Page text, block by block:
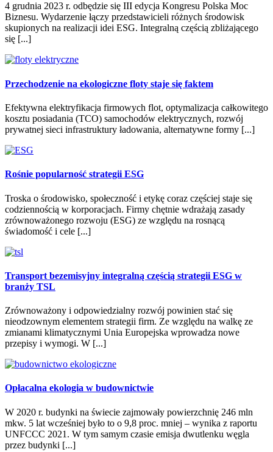
4 grudnia 2023 r. odbędzie się III edycja Kongresu Polska Moc
Biznesu. Wydarzenie łączy przedstawicieli różnych środowisk
skupionych na realizacji idei ESG. Integralną częścią zbliżającego
się [...]
Przechodzenie na ekologiczne floty staje się faktem
Efektywna elektryfikacja firmowych flot, optymalizacja całkowitego
kosztu posiadania (TCO) samochodów elektrycznych, rozwój
prywatnej sieci infrastruktury ładowania, alternatywne formy [...]
Rośnie popularność strategii ESG
Troska o środowisko, społeczność i etykę coraz częściej staje się
codziennością w korporacjach. Firmy chętnie wdrażają zasady
zrównoważonego rozwoju (ESG) ze względu na rosnącą
świadomość i cele [...]
Transport bezemisyjny integralną częścią strategii ESG w
branży TSL
Zrównoważony i odpowiedzialny rozwój powinien stać się
nieodzownym elementem strategii firm. Ze względu na walkę ze
zmianami klimatycznymi Unia Europejska wprowadza nowe
przepisy i wymogi. W [...]
Opłacalna ekologia w budownictwie
W 2020 r. budynki na świecie zajmowały powierzchnię 246 mln
mkw. 5 lat wcześniej było to o 9,8 proc. mniej – wynika z raportu
UNFCCC 2021. W tym samym czasie emisja dwutlenku węgla
przez budynki [...]